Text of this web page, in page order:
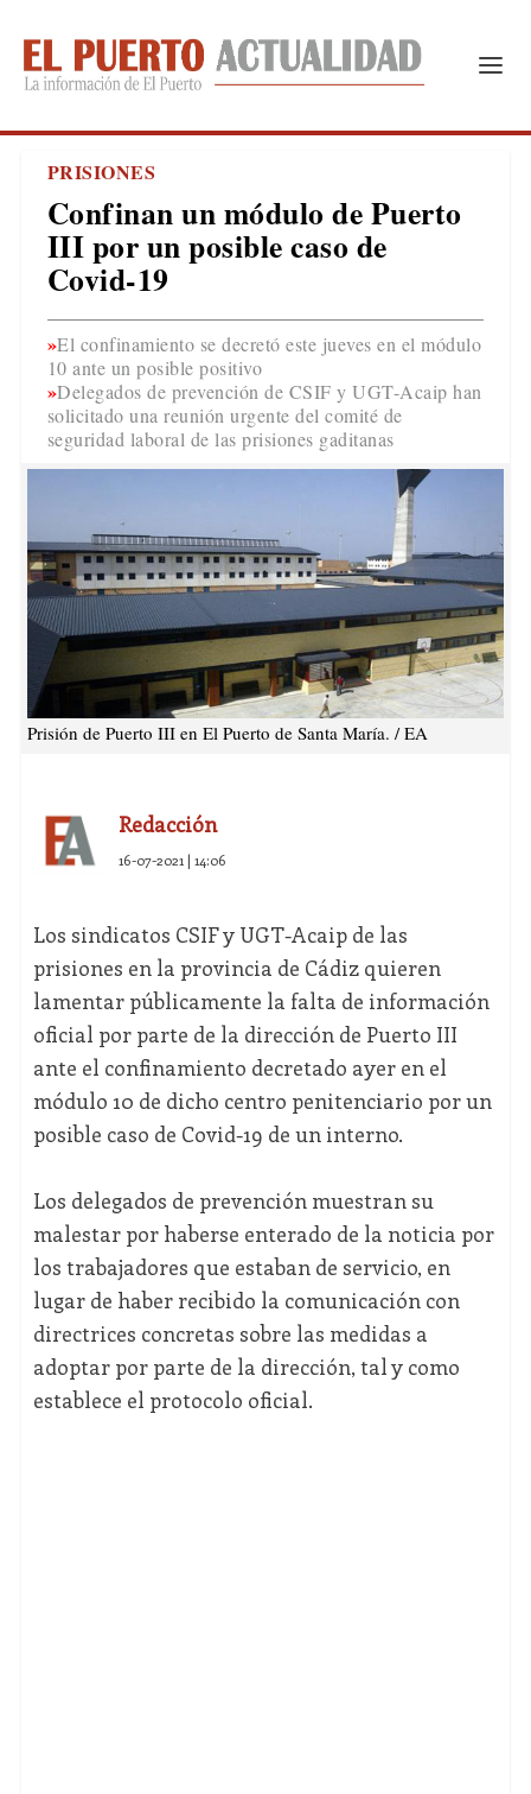
PRISIONES
Confinan un módulo de Puerto
III por un posible caso de
Covid-19
El confinamiento se decretó este jueves en el módulo
10 ante un posible positivo
Delegados de prevención de CSIF y UGT-Acaip han
solicitado una reunión urgente del comité de
seguridad laboral de las prisiones gaditanas
Prisión de Puerto III en El Puerto de Santa María. / EA
Redacción
16-07-2021 | 14:06
Los sindicatos CSIF y UGT-Acaip de las
prisiones en la provincia de Cádiz quieren
lamentar públicamente la falta de información
oficial por parte de la dirección de Puerto III
ante el confinamiento decretado ayer en el
módulo 10 de dicho centro penitenciario por un
posible caso de Covid-19 de un interno.
Los delegados de prevención muestran su
malestar por haberse enterado de la noticia por
los trabajadores que estaban de servicio, en
lugar de haber recibido la comunicación con
directrices concretas sobre las medidas a
adoptar por parte de la dirección, tal y como
establece el protocolo oficial.